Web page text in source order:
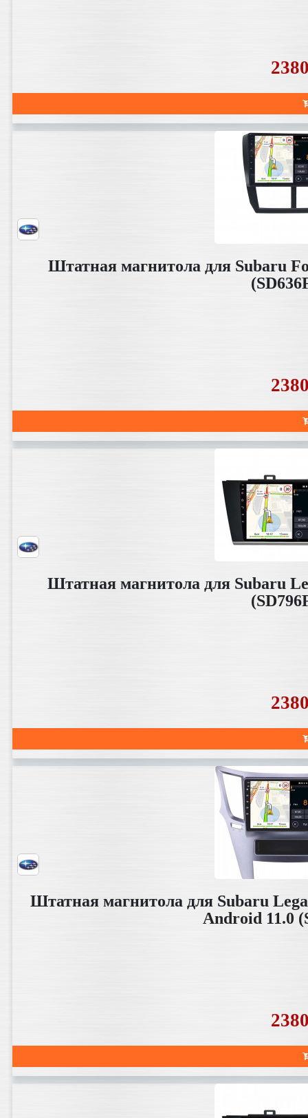
Штатная магнитола для Subaru
Штатная магнитола для Subaru
Штатная магнитола для Subaru
Android 11.0